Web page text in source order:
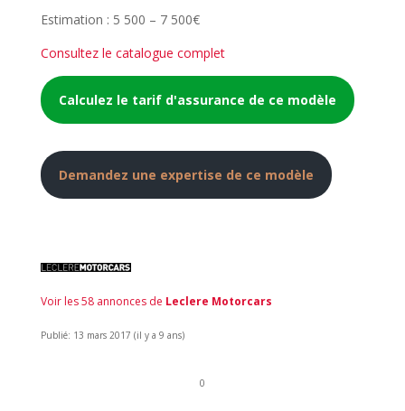
Estimation : 5 500 – 7 500€
Consultez le catalogue complet
Calculez le tarif d'assurance de ce modèle
Demandez une expertise de ce modèle
Voir les 58 annonces de Leclere Motorcars
Publié: 13 mars 2017 (il y a 9 ans)
0